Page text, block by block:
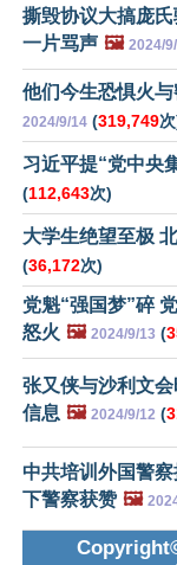
撕毁协议大搞庞
一片骂声 🖼️ 2024/
他们今生恐惧火
2024/9/14 (319,749
习近平提“党中央
(112,643次)
大学生绝望至极
(36,172次)
党魁“强国梦”碎
怒火 🖼️ 2024/9/13 (
张又侠与沙利文
信息 🖼️ 2024/9/12 (
中共培训外国警
下警察获赞 🖼️